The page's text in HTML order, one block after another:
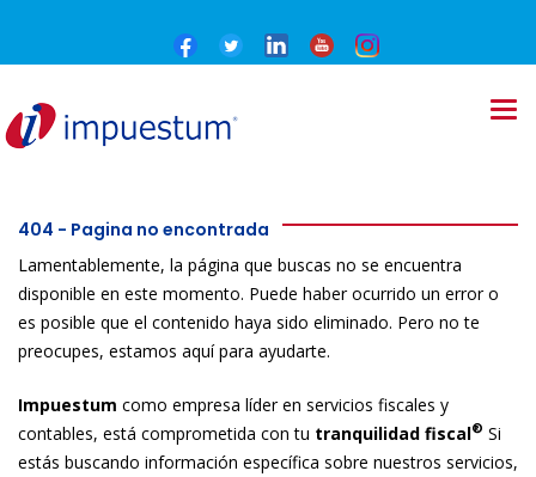
404 - Pagina no encontrada
Lamentablemente, la página que buscas no se encuentra
disponible en este momento. Puede haber ocurrido un error o
es posible que el contenido haya sido eliminado. Pero no te
preocupes, estamos aquí para ayudarte.
Impuestum como empresa líder en servicios fiscales y
contables, está comprometida con tu tranquilidad fiscal® Si
estás buscando información específica sobre nuestros servicios,